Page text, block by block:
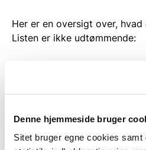
Denne hjemmeside bruger
Sitet bruger egne cookies
Her er en oversigt over,
Listen er ikke udtømmende:
spånplader
paller
husholdningsaffald